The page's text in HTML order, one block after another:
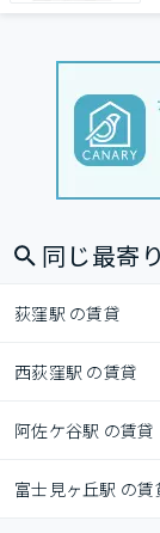
同じ最寄
荻窪駅 の賃貸
西荻窪駅 の賃貸
阿佐ケ谷駅 の賃貸
富士見ヶ丘駅 の賃